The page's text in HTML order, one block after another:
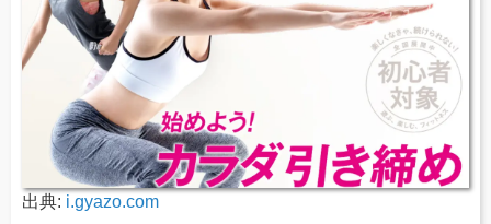
出典: i.gyazo.com